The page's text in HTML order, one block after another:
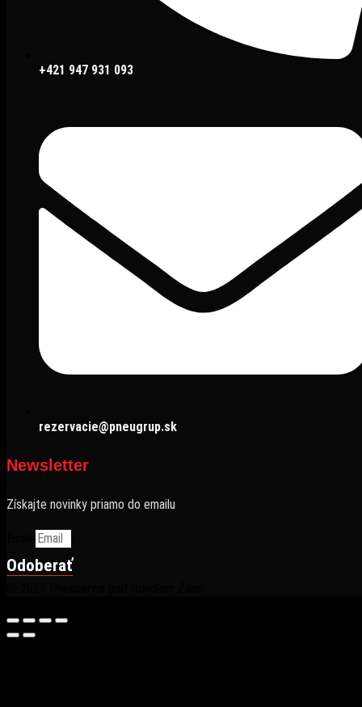
+421 947 931 093
rezervacie@pneugrup.sk
Newsletter
Získajte novinky priamo do emailu
Odoberať